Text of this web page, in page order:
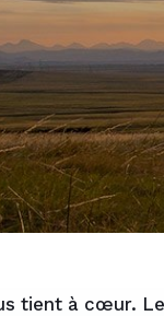
à cœur. Le